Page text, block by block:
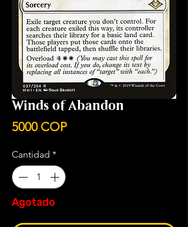
Winds of Abandon
5000 COPPrecio
Cantidad *
Agotado